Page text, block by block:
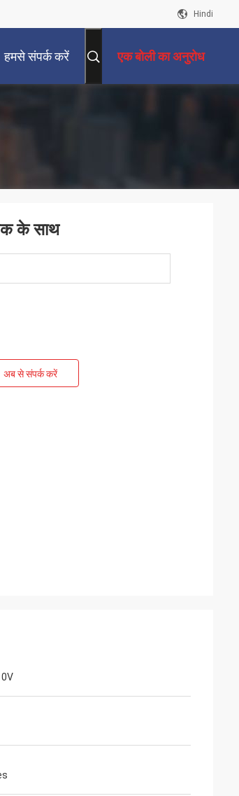
Hindi
हमसे संपर्क करें एक बोली का अनुरोध
के साथ
अब से संपर्क करें